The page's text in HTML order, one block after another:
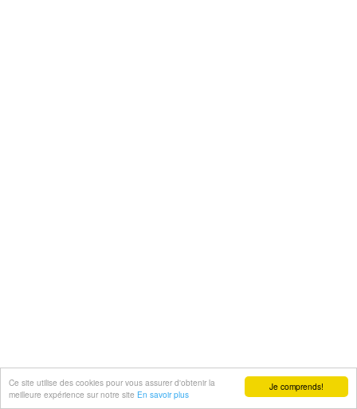
Je comprends!
Ce site utilise des cookies pour vous assurer d'obtenir la
meilleure expérience sur notre site En savoir plus